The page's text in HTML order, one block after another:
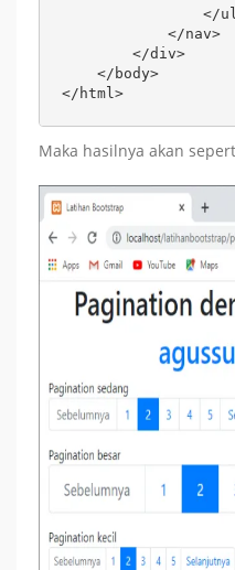
</
            </nav>
        </div>
    </body>
</html>
Maka hasilnya akan